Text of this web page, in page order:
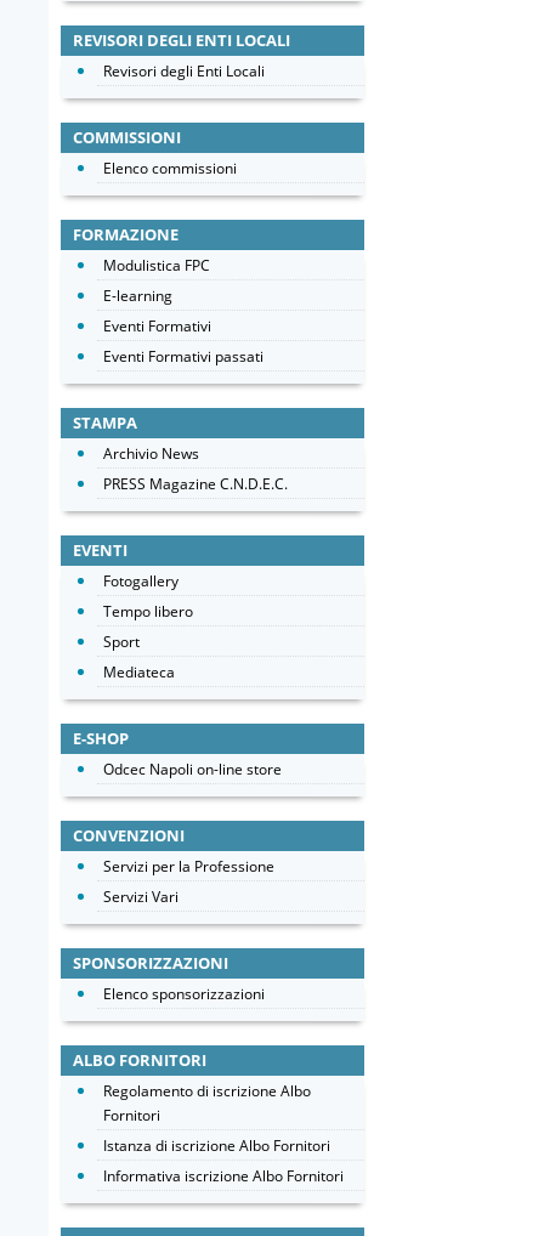
REVISORI DEGLI ENTI LOCALI
Revisori degli Enti Locali
COMMISSIONI
Elenco commissioni
FORMAZIONE
Modulistica FPC
E-learning
Eventi Formativi
Eventi Formativi passati
STAMPA
Archivio News
PRESS Magazine C.N.D.E.C.
EVENTI
Fotogallery
Tempo libero
Sport
Mediateca
E-SHOP
Odcec Napoli on-line store
CONVENZIONI
Servizi per la Professione
Servizi Vari
SPONSORIZZAZIONI
Elenco sponsorizzazioni
ALBO FORNITORI
Regolamento di iscrizione Albo
Fornitori
Istanza di iscrizione Albo Fornitori
Informativa iscrizione Albo Fornitori